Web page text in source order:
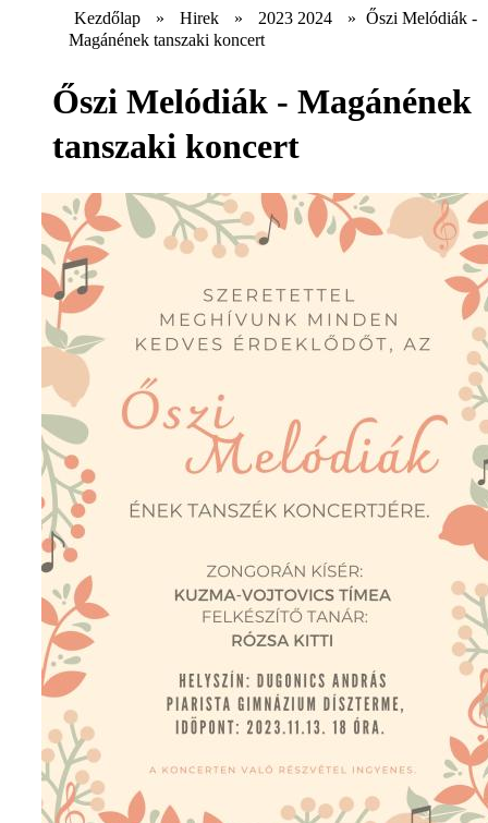
Kezdőlap » Hirek » 2023 2024 » Őszi Melódiák -
Magánének tanszaki koncert
Őszi Melódiák - Magánének
tanszaki koncert